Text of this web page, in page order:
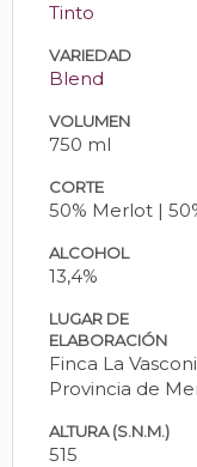
Tinto
VARIEDAD
Blend
VOLUMEN
750 ml
CORTE
50% Merlot |
ALCOHOL
13,4%
LUGAR DE
ELABORACIÓN
Finca La
Provincia de
ALTURA (S.N.M.)
515